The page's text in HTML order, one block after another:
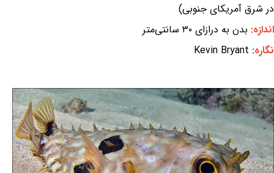
در شرق آمریکای جنوبی)
اندازه: بدن به درازای ۳۰ سانتی‌متر
نگاره: Kevin Bryant